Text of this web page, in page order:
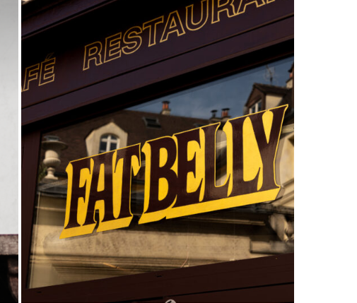
FAT BELLY, LA RÔTISSERIE ASIATIQUE COMME
CUISINE DU TEMPS LONG